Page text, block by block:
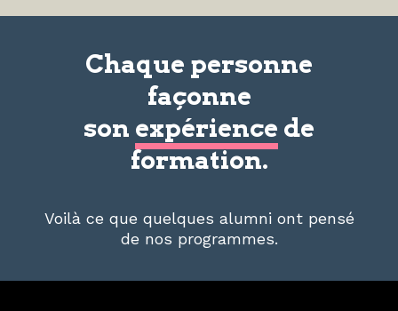
Chaque personne
façonne
son expérience de
formation.
Voilà ce que quelques alumni ont pensé
de nos programmes.